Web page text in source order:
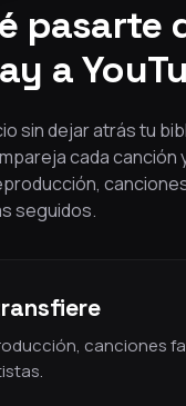
pasarte
a
sin dejar atrás tu
cada canción
seguidos.
canciones